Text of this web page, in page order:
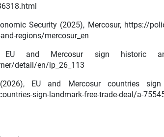
Security (2025), Mercosur, https://
regions/mercosur_en
EU and Mercosur sign historic
detail/en/ip_26_113
EU and Mercosur countries
sign-landmark-free-trade-deal/a-